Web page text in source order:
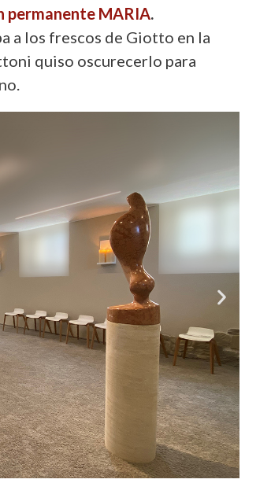
permanente MARIA.
a los frescos de Giotto en la
quiso oscurecerlo para